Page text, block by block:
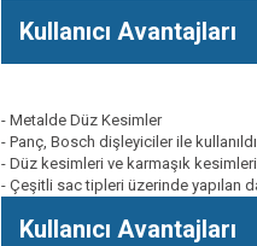
Kullanıcı Avantajları
- Metalde Düz Kesimler
- Panç, Bosch dişleyiciler ile
- Düz kesimleri ve karmaşık
- Çeşitli sac tipleri üzerinde yapılan
Kullanıcı Avantajları